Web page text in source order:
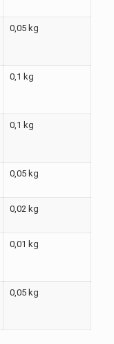
0,05 kg
0,1 kg
0,1 kg
0,05 kg
0,02 kg
0,01 kg
0,05 kg